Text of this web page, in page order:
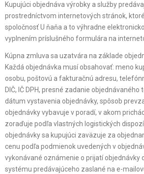
Kupujúci objednáva výrobky a služby
prostredníctvom internetových stránok,
spoločnosť U ňaňa a to výhradne
vyplnením príslušného formulára na
Kúpna zmluva sa uzatvára na základe
Každá objednávka musí obsahovať: meno
osobu, poštovú a fakturačnú adresu,
DIČ, IČ DPH, presné zadanie objednávaného
dátum vystavenia objednávky, spôsob
objednávky vybavuje v poradí, v akom
zoraďuje podľa vlastných logistických
objednávky sa kupujúci zaväzuje za
cenu podľa podmienok uvedených v
vykonávané oznámenie o prijatí objednávky
systému predávajúceho zaslané na e-